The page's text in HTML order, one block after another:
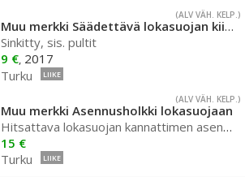
(ALV VÄH. KELP.)
Muu merkki Säädettävä lokasuojan kiinnike
Sinkitty, sis. pultit
9 €, 2017
Turku
LIIKE
(ALV VÄH. KELP.)
Muu merkki Asennusholkki lokasuojaan
Hitsattava lokasuojan kannattimen asennusholkki
15 €
Turku
LIIKE